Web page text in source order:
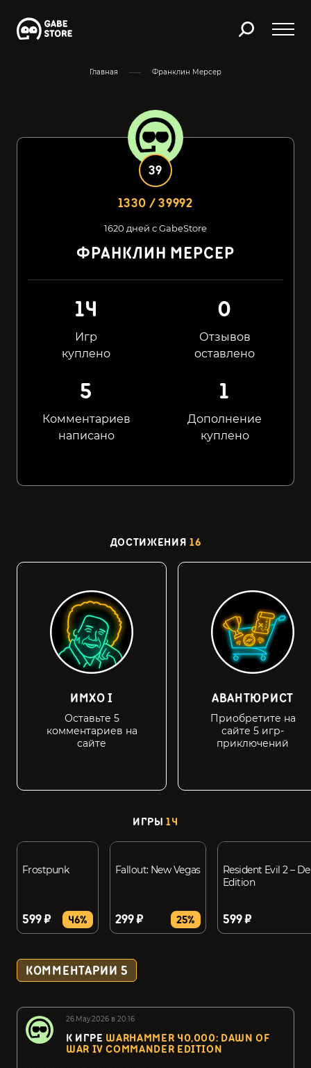
Главная Франклин Мерсер
1330 / 39992
39
1620 дней с GabeStore
ФРАНКЛИН МЕРСЕР
14
Игр
куплено
0
Отзывов
оставлено
5
Комментариев
написано
1
Дополнение
куплено
ДОСТИЖЕНИЯ 16
ИМХО I
Оставьте 5
комментариев на
сайте
АВАНТЮРИСТ
Приобретите на
сайте 5 игр-
приключений
ИГРЫ14
Frostpunk
599 ₽ 46%
Fallout: New Vegas
299 ₽ 25%
Resident Evil 2 –
Edition
599 ₽
КОММЕНТАРИИ 5
26.May.2026 в 20:16
К ИГРЕ WARHAMMER 40,000: DAWN OF
WAR IV COMMANDER EDITION